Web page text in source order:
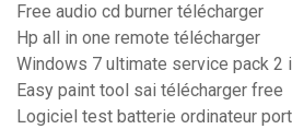
Free audio cd burner télécharger
Hp all in one remote télécharger
Windows 7 ultimate service pack 2
Easy paint tool sai télécharger free
Logiciel test batterie ordinateur